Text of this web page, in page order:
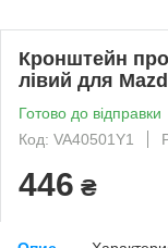
Кронштейн
лівий для
Готово до відправки
Код: VA40501Y1
446 ₴